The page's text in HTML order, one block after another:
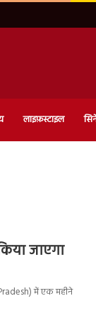
लाइफ़स्टाइल
जाएगा
Pradesh) में एक महीने